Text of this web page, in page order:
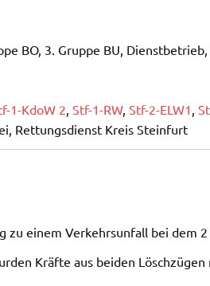
BO, 3. Gruppe BU, Dienstbetrieb,
1-KdoW 2, Stf-1-RW, Stf-2-ELW1 ,
Rettungsdienst Kreis Steinfurt
zu einem Verkehrsunfall bei dem
Kräfte aus beiden